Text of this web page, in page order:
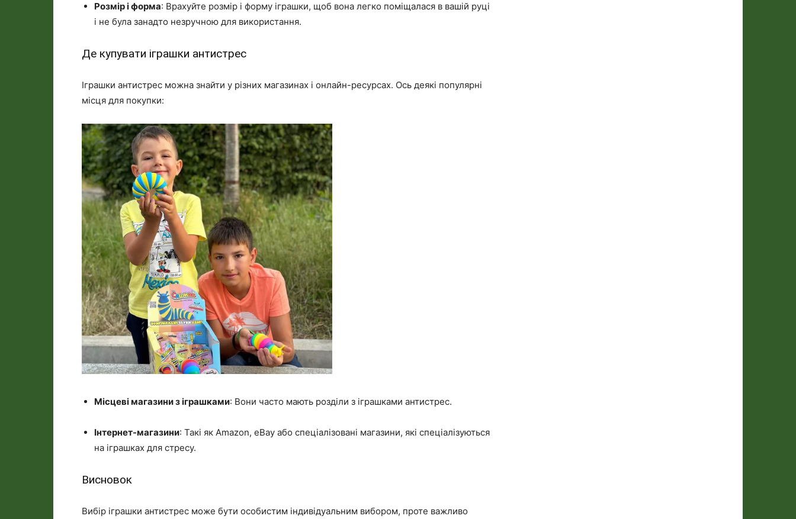
Розмір і форма: Врахуйте розмір і форму іграшки, щоб вона легко поміщалася в вашій руці
і не була занадто незручною для використання.
Де купувати іграшки антистрес
Іграшки антистрес можна знайти у різних магазинах і онлайн-ресурсах. Ось деякі популярні
місця для покупки:
Місцеві магазини з іграшками: Вони часто мають розділи з іграшками антистрес.
Інтернет-магазини: Такі як Amazon, eBay або спеціалізовані магазини, які спеціалізуються
на іграшках для стресу.
Висновок
Вибір іграшки антистрес може бути особистим індивідуальним вибором, проте важливо